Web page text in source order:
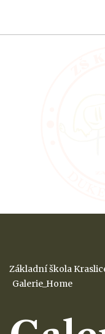
Základní škola
Galerie_Home